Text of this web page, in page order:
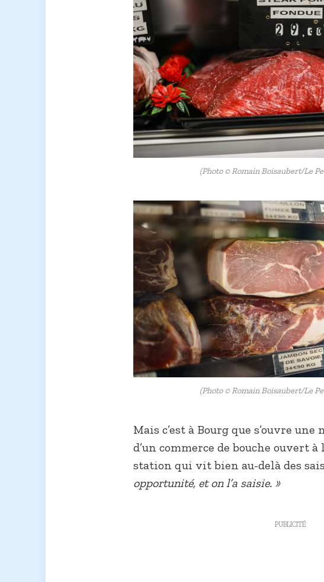
(Photo © Romain Boisaubert/Le
(Photo © Romain Boisaubert/Le
Mais c’est à Bourg que s’ouvre
d’un commerce de bouche ouvert à
station qui vit bien au-delà des
opportunité, et on l’a saisie. »
PUBLICITÉ